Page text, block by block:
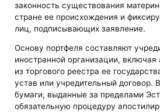
законность существования
стране ее происхождения и
лиц, подписывающих заявление.
Основу портфеля составляют
иностранной организации,
из торгового реестра ее
устав или учредительный договор.
бумаги, выданные за пределами
обязательную процедуру